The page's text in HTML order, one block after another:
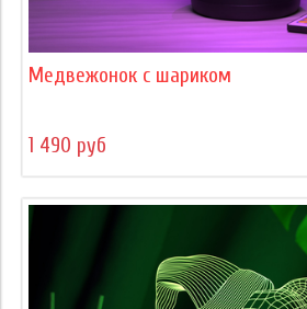
Медвежонок с шариком
1 490 руб